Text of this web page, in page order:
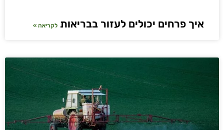
איך פרחים יכולים לעזור בבריאות לקריאה »